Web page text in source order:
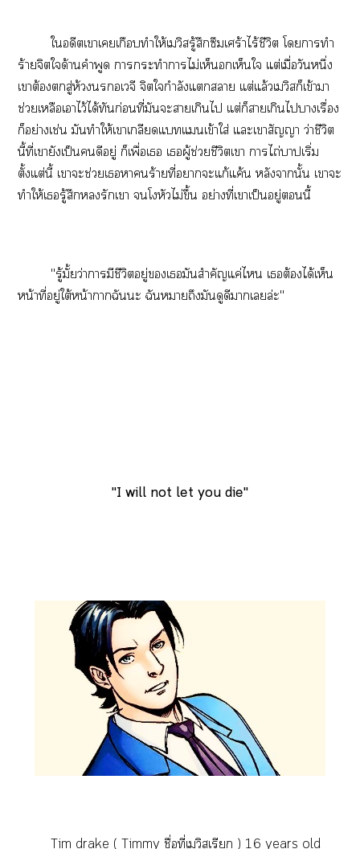
ใอดีตเาเเกือบทำให้เวิสรู้สึกซึมเศร้าไร้ชีวิต โาทำ
ร้ายจิตใด้านคำพูด าะทำาไม่เห็นเห็นใ แต่เมื่อวันหนึ่ง
เาต้องสู่ห้วงอเวจี จิตใกำลังแา แต่แล้วเวิสก็เข้าา
ช่วยเหลือเาไว้ได้ทันก่อนที่มันะาเกินไ แต่ก็าเกินไาเรื่อง
ก็อย่างเช่น มันทำให้เาเกลียดแทแเข้าใส่ แะเาสัญญา ว่าชีวิต
นี้ที่เายังเป็นดีอยู่ ก็เพื่อเ เผู้ช่วยชีวิตเา าไถ่บาปเริ่ม
ตั้งแต่นี้ เาะช่วยเาร้ายที่าะแก้แค้น หลังานั้น เาะ
ทำให้เรู้สึกรักเา โหัวไม่ขึ้น อย่างที่เาเป็นอยู่นี้
"รู้มั้ยว่าามีชีวิตอยู่เมันสำคัญแค่ไ เต้องได้เห็น
หน้าที่อยู่ใต้หน้าาฉันะ ฉันาถึงมันดูดีาเล่ะ"
"I will not let you die"
Tim drake ( Timmy ชื่อที่เวิสเรียก ) 16 years old